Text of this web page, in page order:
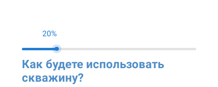
20%
Как будете использовать
скважину?